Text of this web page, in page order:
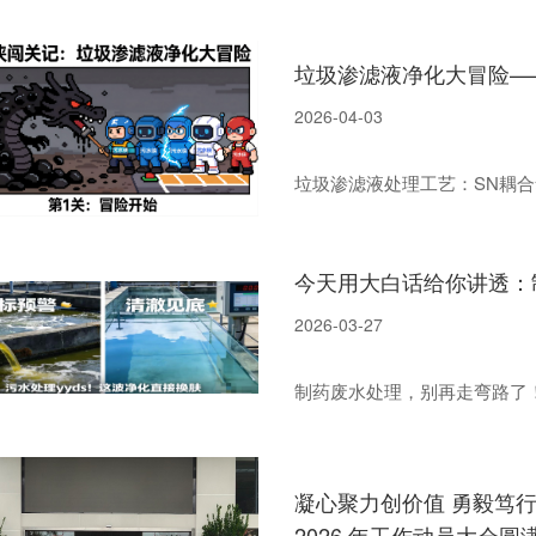
垃圾渗滤液净化大冒险
2026-04-03
垃圾渗滤液处理工艺：SN耦
今天用大白话给你讲透
2026-03-27
制药废水处理，别再走弯路了
凝心聚力创价值 勇毅笃